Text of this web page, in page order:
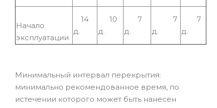
Начало
эксплуатации
14
д.
10
д.
7
д.
7
д.
7
д.
Минимальный интервал перекрытия:
минимально рекомендованное время, по
истечении которого может быть нанесен